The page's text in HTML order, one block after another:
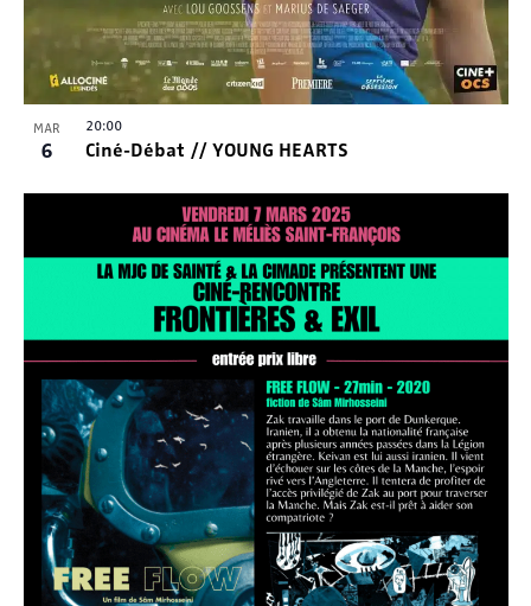
MAR
6
20:00
Ciné-Débat // YOUNG HEARTS